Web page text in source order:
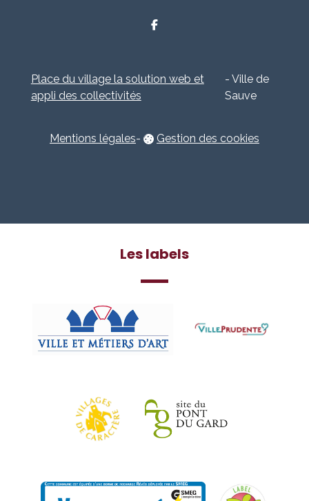
Place du village la solution web et
appli des collectivités
- Ville de
Sauve
Mentions légales- Gestion des cookies
Les labels